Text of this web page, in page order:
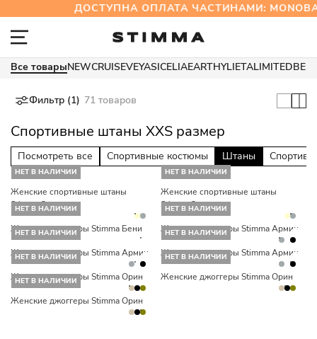
ДОСТУПНА ОПЛАТА ЧАСТИНАМИ:
Все товарыNEWCRUISEVEYASICELIAEARTHYLIETALIMITED
Фильтр (1) 71 товаров
Спортивные штаны XXS размер
Посмотреть все Спортивные костюмы Штаны
НЕТ В НАЛИЧИИ
Женские спортивные штаны
Stimma Эрвен
НЕТ В НАЛИЧИИ
Женские спортивные штаны
Stimma Эрвен
НЕТ В НАЛИЧИИ
Женские джоггеры Stimma Бени
НЕТ В НАЛИЧИИ
Женские джоггеры Stimma Армин
НЕТ В НАЛИЧИИ
Женские джоггеры Stimma Армин
НЕТ В НАЛИЧИИ
Женские джоггеры Stimma Армин
НЕТ В НАЛИЧИИ
Женские джоггеры Stimma Орин
НЕТ В НАЛИЧИИ
Женские джоггеры Stimma Орин
НЕТ В НАЛИЧИИ
Женские джоггеры Stimma Орин